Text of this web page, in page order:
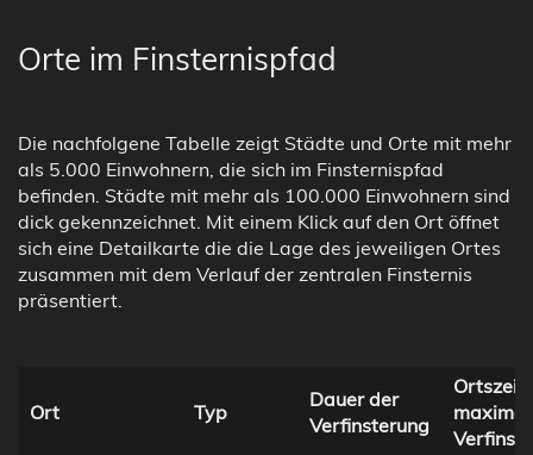
Orte im Finsternispfad
Die nachfolgene Tabelle zeigt Städte und Orte mit mehr
als 5.000 Einwohnern, die sich im Finsternispfad
befinden. Städte mit mehr als 100.000 Einwohnern sind
dick gekennzeichnet. Mit einem Klick auf den Ort öffnet
sich eine Detailkarte die die Lage des jeweiligen Ortes
zusammen mit dem Verlauf der zentralen Finsternis
präsentiert.
Ort Typ
Dauer der
Verfinsterung
Ortszeit